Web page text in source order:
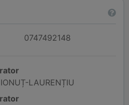
0747492148
LAURENȚIU